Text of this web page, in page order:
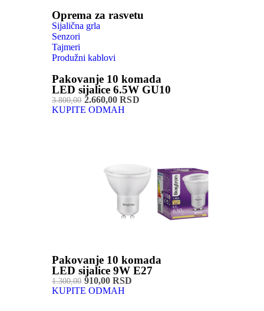
Oprema za rasvetu
Sijalična grla
Senzori
Tajmeri
Produžni kablovi
Pakovanje 10 komada
LED sijalice 6.5W GU10
3.800,002.660,00 RSD
KUPITE ODMAH
Pakovanje 10 komada
LED sijalice 9W E27
1.300,00910,00 RSD
KUPITE ODMAH